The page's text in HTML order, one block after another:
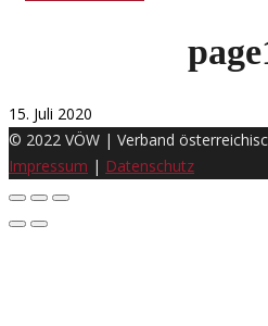
15. Juli 2020
© 2022 VÖW | Verband
Impressum | Datenschutz